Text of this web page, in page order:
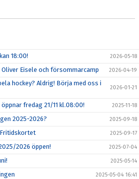
SOM LEDARE
18:00! 2026-05-18
Eisele och försommarcamp 2026-04-19
hockey? Aldrig! Börja med oss i
2026-01-21
fredag 21/11 kl.08:00! 2025-11-18
2025-2026? 2025-09-18
Fritidskortet 2025-09-17
2026 öppen! 2025-07-04
2025-05-14
2025-05-04 16:41